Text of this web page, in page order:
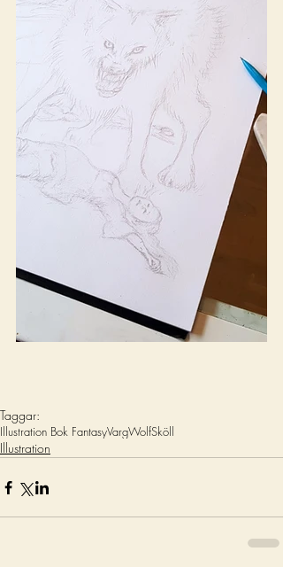
Taggar:
Illustration Bok FantasyVargWolfSköll
Illustration